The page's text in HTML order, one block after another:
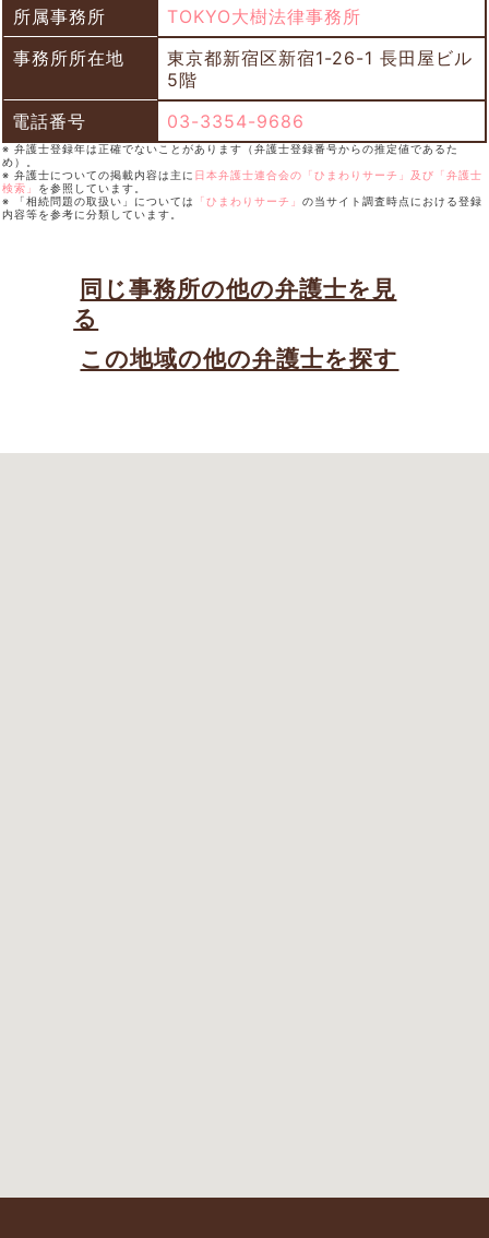
所属事務所
TOKYO大樹法律事務所
事務所所在地
東京都新宿区新宿1-26-1 長田屋ビル
5階
電話番号
03-3354-9686
※ 弁護士登録年は正確でないことがあります（弁護士登録番号からの推定値であるた
め）。
※ 弁護士についての掲載内容は主に 日本弁護士連合会の「ひまわりサーチ」及び「弁護士
検索」 を参照しています。
※ 「相続問題の取扱い」については
「ひまわりサーチ」 の当サイト調査時点における登録
内容等を参考に分類しています。
同じ事務所の他の弁護士を見
る
この地域の他の弁護士を探す